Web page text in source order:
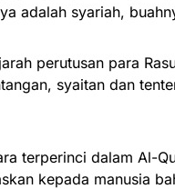
adalah syariah,
perutusan para
syaitan dan
terperinci dalam Al-
kepada manusia